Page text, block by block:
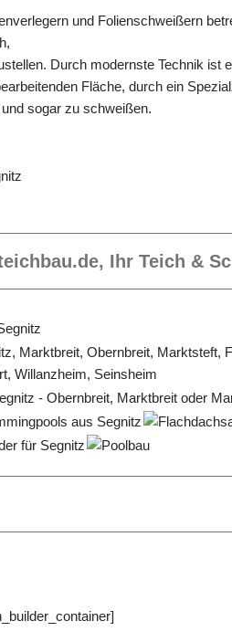
und Folien­schweißern
Durch modernste Technik ist
Fläche, durch ein
sogar zu schweißen.
Ihr Teich &